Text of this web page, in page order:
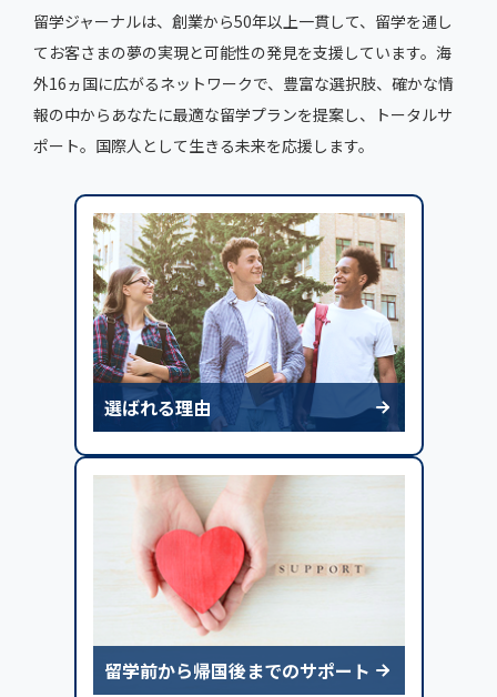
留学ジャーナルは、創業から50年以上一貫して、留学を通し
てお客さまの夢の実現と可能性の発見を支援しています。海
外16ヵ国に広がるネットワークで、豊富な選択肢、確かな情
報の中からあなたに最適な留学プランを提案し、トータルサ
ポート。国際人として生きる未来を応援します。
選ばれる理由
留学前から帰国後までのサポート